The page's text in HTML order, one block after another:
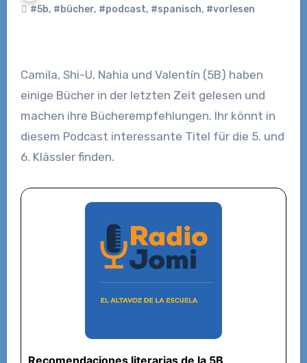
#5b, #bücher, #podcast, #spanisch, #vorlesen
Camila, Shi-U, Nahia und Valentín (5B) haben
einige Bücher in der letzten Zeit gelesen und
machen ihre Bücherempfehlungen. Ihr könnt in
diesem Podcast interessante Titel für die 5. und
6. Klässler finden.